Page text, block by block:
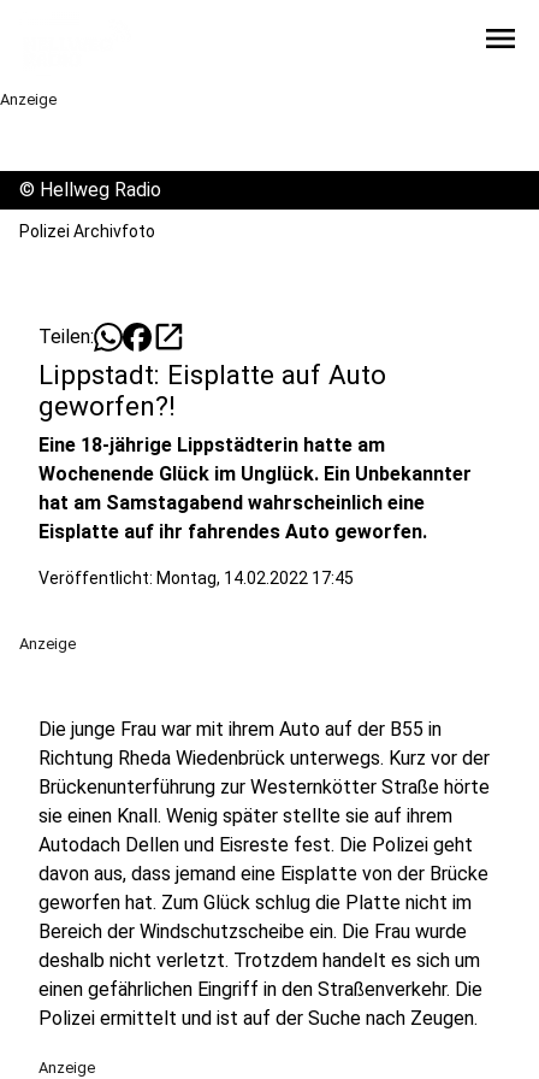
menu
Anzeige
© Hellweg Radio
Polizei Archivfoto
Teilen: open_in_new
Lippstadt: Eisplatte auf Auto
geworfen?!
Eine 18-jährige Lippstädterin hatte am
Wochenende Glück im Unglück. Ein Unbekannter
hat am Samstagabend wahrscheinlich eine
Eisplatte auf ihr fahrendes Auto geworfen.
Veröffentlicht: Montag, 14.02.2022 17:45
Anzeige
Die junge Frau war mit ihrem Auto auf der B55 in
Richtung Rheda Wiedenbrück unterwegs. Kurz vor der
Brückenunterführung zur Westernkötter Straße hörte
sie einen Knall. Wenig später stellte sie auf ihrem
Autodach Dellen und Eisreste fest. Die Polizei geht
davon aus, dass jemand eine Eisplatte von der Brücke
geworfen hat. Zum Glück schlug die Platte nicht im
Bereich der Windschutzscheibe ein. Die Frau wurde
deshalb nicht verletzt. Trotzdem handelt es sich um
einen gefährlichen Eingriff in den Straßenverkehr. Die
Polizei ermittelt und ist auf der Suche nach Zeugen.
Anzeige